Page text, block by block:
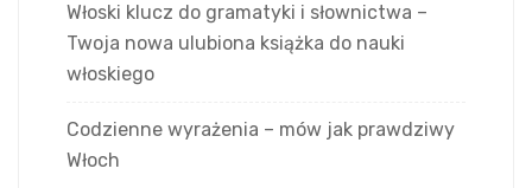
Włoski klucz do gramatyki i słownictwa –
Twoja nowa ulubiona książka do nauki
włoskiego
Codzienne wyrażenia – mów jak prawdziwy
Włoch